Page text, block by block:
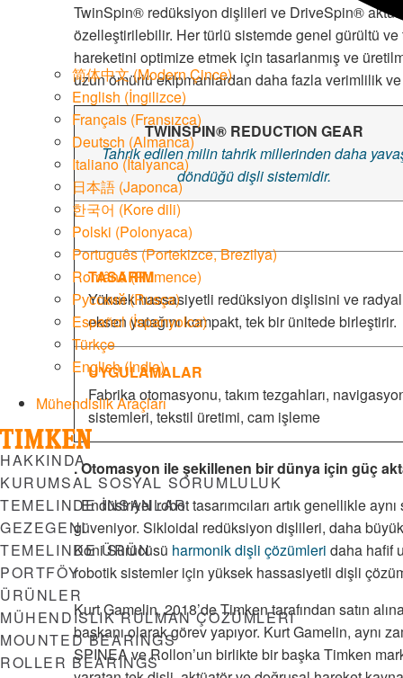
简体中文(Modern Çince)
English (İngilizce)
Français (Fransızca)
Deutsch (Almanca)
Italiano(İtalyanca)
日本語 (Japonca)
한국어 (Kore dili)
Polski (Polonyaca)
Português(Portekizce, Brezilya)
Română(Rumence)
Русский(Rusça)
Español(İspanyolca)
Türkçe
English (India)
Mühendislik Araçları
Menu
HAKKINDA
KURUMSAL SOSYAL SORUMLULUK
TEMELINDE İNSANLAR
GEZEGENI
TEMELINDE ÜRÜN
PORTFÖY
ÜRÜNLER
MÜHENDISLIK RULMAN ÇÖZÜMLERI
MOUNTED BEARINGS
ROLLER BEARINGS
TwinSpin® redüksiyon dişlileri ve DriveSpin®
özelleştirilebilir. Her türlü sistemde genel gürültü ve
hareketini optimize etmek için tasarlanmış ve
uzun ömürlü ekipmanlardan daha fazla verimlilik
TWINSPIN® REDUCTION GEAR
Tahrik edilen milin tahrik millerinden daha
döndüğü dişli sistemidir.
TASARIM
Yüksek hassasiyetli redüksiyon dişlisini ve radyal
eksen yatağını kompakt, tek bir ünitede birleştirir.
UYGULAMALAR
Fabrika otomasyonu, takım tezgahları,
sistemleri, tekstil üretimi, cam işleme
. Otomasyon ile şekillenen bir dünya için güç
. Endüstriyel robot tasarımcıları artık genellikle
güveniyor. Sikloidal redüksiyon dişlileri, daha
Koni Sürücüsü harmonik dişli çözümleri daha hafif
robotik sistemler için yüksek hassasiyetli dişli
Kurt Gamelin, 2018’de Timken tarafından satın
başkanı olarak görev yapıyor. Kurt Gamelin, aynı
SPINEA ve Rollon’un birlikte bir başka Timken